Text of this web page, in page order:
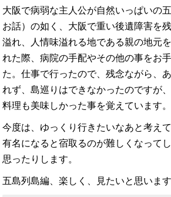
大阪で病弱な主人公が自然いっぱいの
お話）の如く、大阪で重い後遺障害を
溢れ、人情味溢れる地である親の地元
れた際、病院の手配やその他の事をお
た。仕事で行ったので、残念ながら、
れず、島巡りはできなかったのですが
料理も美味しかった事を覚えています。
今度は、ゆっくり行きたいなあと考え
有名になると宿取るのが難しくなって
思ったりします。
五島列島編、楽しく、見たいと思います